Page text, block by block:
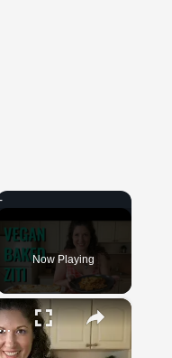
Now Playing
×
Tofu Ricotta, and Cashew Mozzarella